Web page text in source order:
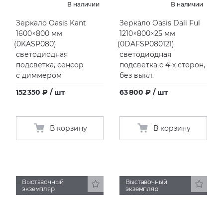
В наличии
Зеркало Oasis Kant
1600×800 мм
(0KASP080)
светодиодная
подсветка, сенсор
с диммером
152 350 ₽ / шт
В корзину
В наличии
Зеркало Oasis Dali Ful
1210×800×25 мм
(0DAFSP080121)
светодиодная
подсветка с 4-х сторон,
без выкл.
63 800 ₽ / шт
В корзину
Выставочный
экземпляр
Выставочный
экземпляр